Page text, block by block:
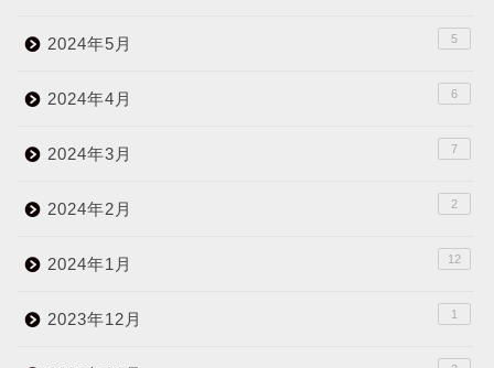
2024年5月 5
2024年4月 6
2024年3月 7
2024年2月 2
2024年1月 12
2023年12月 1